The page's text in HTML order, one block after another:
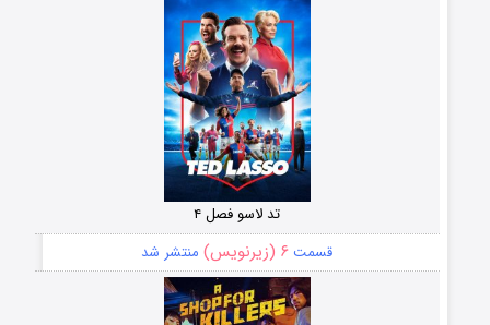
تد لاسو فصل ۴
قسمت ۶ (زیرنویس) منتشر شد